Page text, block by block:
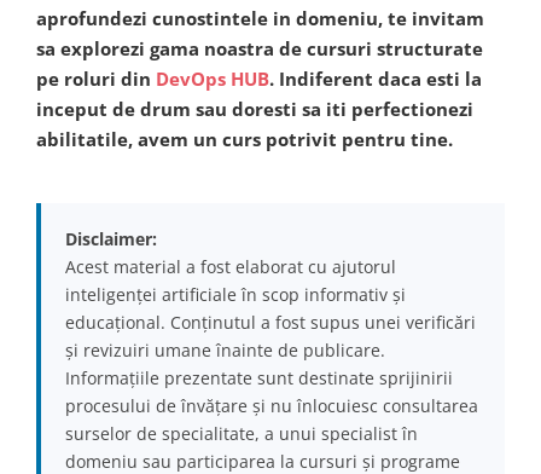
aprofundezi cunostintele in domeniu, te invitam
sa explorezi gama noastra de cursuri structurate
pe roluri din DevOps HUB. Indiferent daca esti la
inceput de drum sau doresti sa iti perfectionezi
abilitatile, avem un curs potrivit pentru tine.
Disclaimer:
Acest material a fost elaborat cu ajutorul
inteligenței artificiale în scop informativ și
educațional. Conținutul a fost supus unei verificări
și revizuiri umane înainte de publicare.
Informațiile prezentate sunt destinate sprijinirii
procesului de învățare și nu înlocuiesc consultarea
surselor de specialitate, a unui specialist în
domeniu sau participarea la cursuri și programe